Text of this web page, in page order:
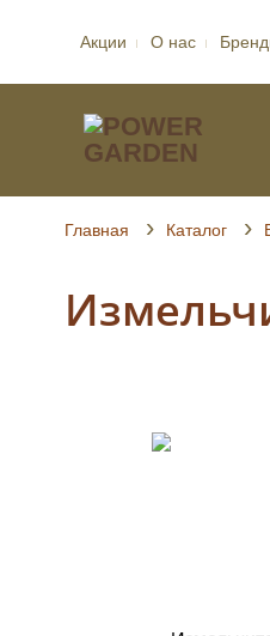
Акции О нас
Главная Каталог